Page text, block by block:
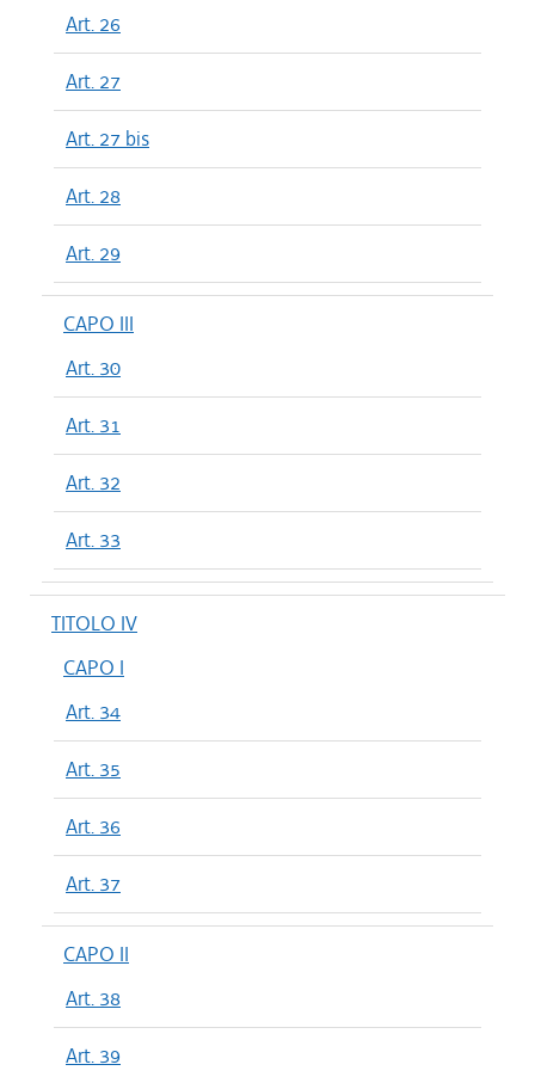
Art. 26
Art. 27
Art. 27 bis
Art. 28
Art. 29
CAPO III
Art. 30
Art. 31
Art. 32
Art. 33
TITOLO IV
CAPO I
Art. 34
Art. 35
Art. 36
Art. 37
CAPO II
Art. 38
Art. 39